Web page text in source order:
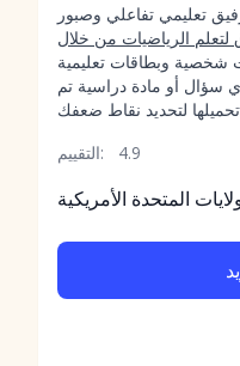
تعليمي تفاعلي وصبور
الرياضيات من خلال
شخصية وبطاقات تعليمية
سؤال أو مادة دراسية تم
التقييم:
4.9
المتحدة الأمريكية